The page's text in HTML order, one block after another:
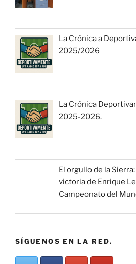
La Crónica a
2025/2026
La Crónica
2025-2026.
El orgullo de la
victoria de Enrique
Campeonato del
SÍGUENOS EN LA RED.